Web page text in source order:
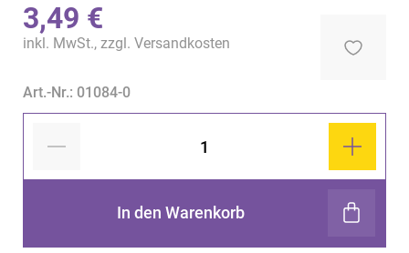
3,49 €
inkl. MwSt., zzgl. Versandkosten
Art.-Nr.: 01084-0
In den Warenkorb